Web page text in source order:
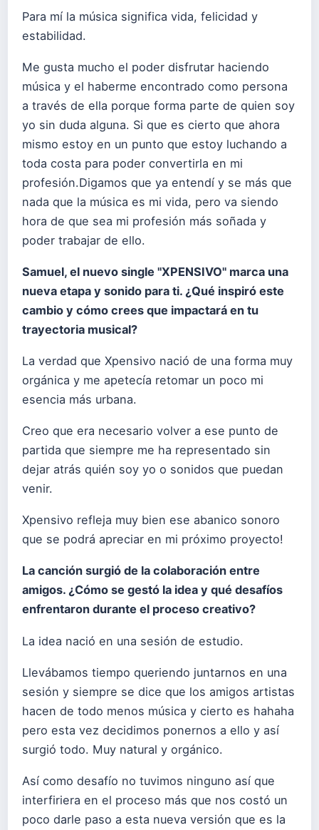
Para mí la música significa vida, felicidad y
estabilidad.
Me gusta mucho el poder disfrutar haciendo
música y el haberme encontrado como persona
a través de ella porque forma parte de quien soy
yo sin duda alguna. Si que es cierto que ahora
mismo estoy en un punto que estoy luchando a
toda costa para poder convertirla en mi
profesión.Digamos que ya entendí y se más que
nada que la música es mi vida, pero va siendo
hora de que sea mi profesión más soñada y
poder trabajar de ello.
Samuel, el nuevo single "XPENSIVO" marca una
nueva etapa y sonido para ti. ¿Qué inspiró este
cambio y cómo crees que impactará en tu
trayectoria musical?
La verdad que Xpensivo nació de una forma muy
orgánica y me apetecía retomar un poco mi
esencia más urbana.
Creo que era necesario volver a ese punto de
partida que siempre me ha representado sin
dejar atrás quién soy yo o sonidos que puedan
venir.
Xpensivo refleja muy bien ese abanico sonoro
que se podrá apreciar en mi próximo proyecto!
La canción surgió de la colaboración entre
amigos. ¿Cómo se gestó la idea y qué desafíos
enfrentaron durante el proceso creativo?
La idea nació en una sesión de estudio.
Llevábamos tiempo queriendo juntarnos en una
sesión y siempre se dice que los amigos artistas
hacen de todo menos música y cierto es hahaha
pero esta vez decidimos ponernos a ello y así
surgió todo. Muy natural y orgánico.
Así como desafío no tuvimos ninguno así que
interfiriera en el proceso más que nos costó un
poco darle paso a esta nueva versión que es la